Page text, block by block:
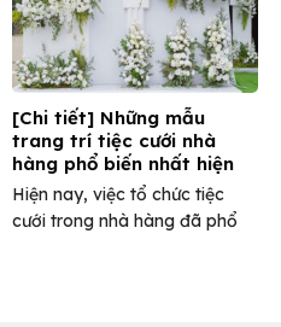
[Chi tiết] Những mẫu
trang trí tiệc cưới nhà
hàng phổ biến nhất hiện
nay
Hiện nay, việc tổ chức tiệc
cưới trong nhà hàng đã phổ